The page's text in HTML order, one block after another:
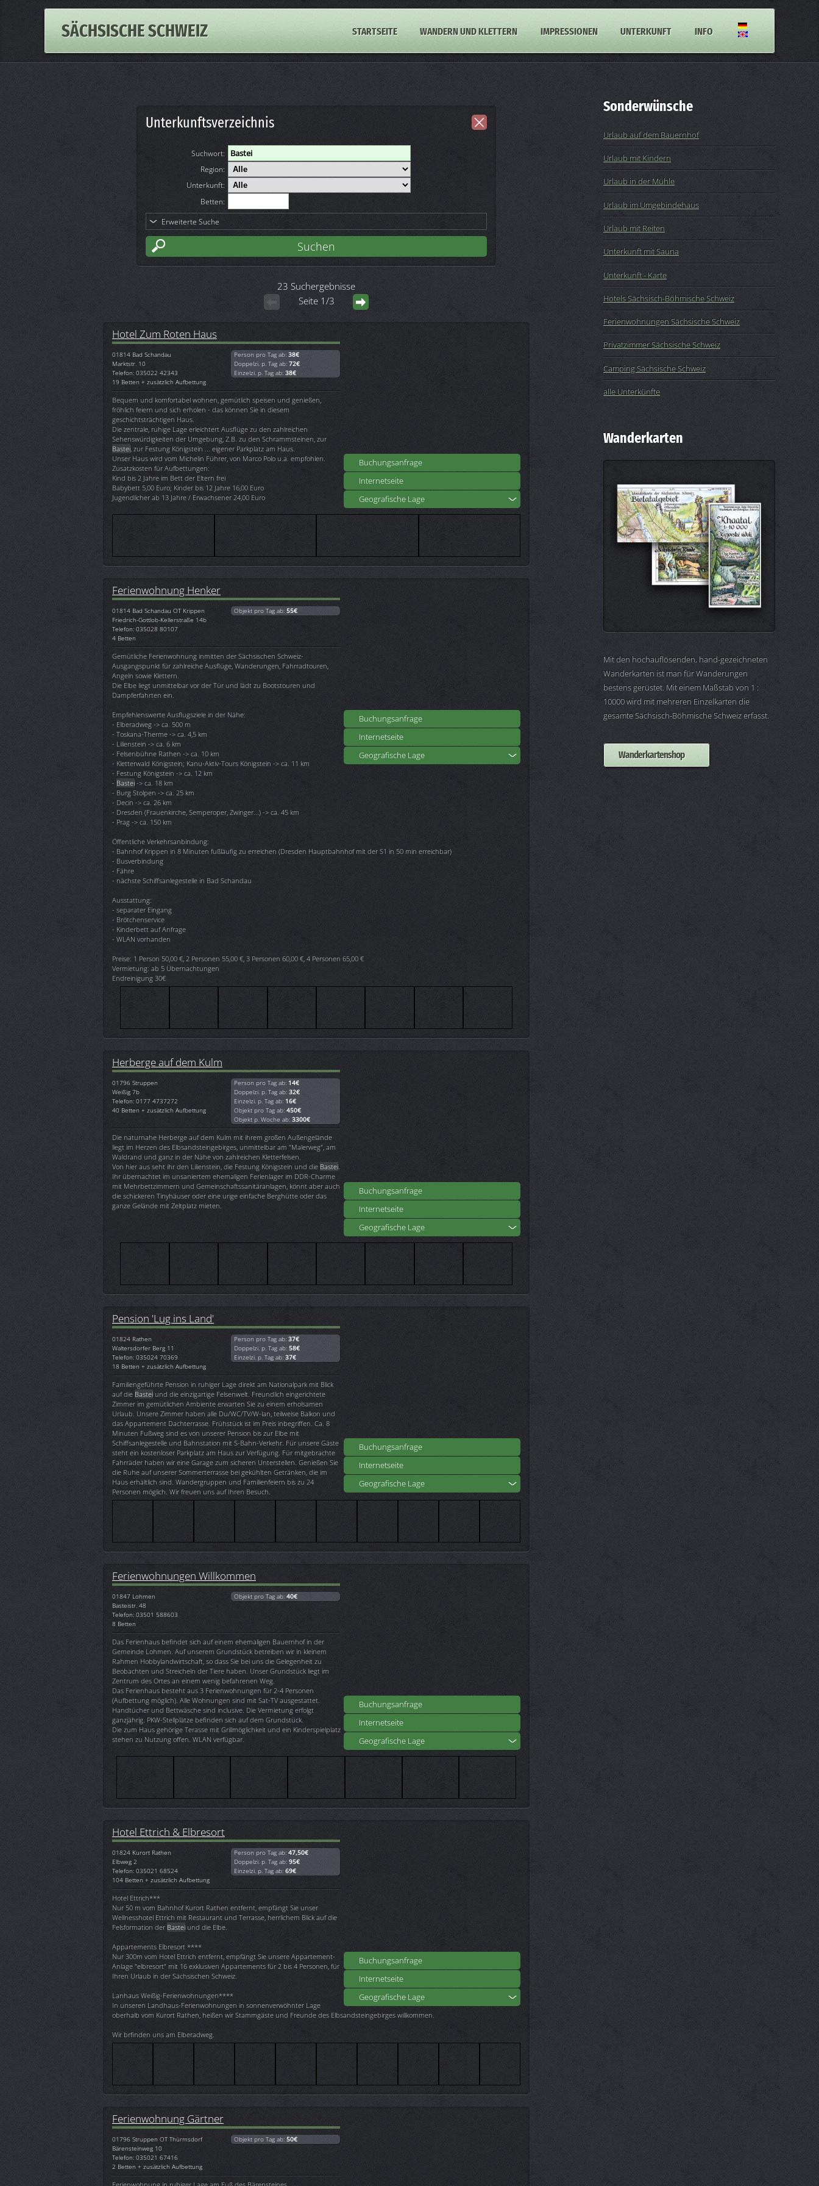
SÄCHSISCHE SCHWEIZ STARTSEITE WANDERN UND KLETTERN IMPRESSIONEN UNTERKUNFT INFO
Unterkunftsverzeichnis
Suchwort:
Region:
Unterkunft:
Betten:
Erweiterte Suche
23 Suchergebnisse
Seite 1/3
Buchungsanfrage
Internetseite
Geografische Lage
Hotel Zum Roten Haus
01814 Bad Schandau
Marktstr. 10
Telefon: 035022 42343
19 Betten + zusätzlich Aufbettung
Person pro Tag ab: 38€
Doppelzi. p. Tag ab: 72€
Einzelzi. p. Tag ab: 38€
Bequem und komfortabel wohnen, gemütlich speisen und genießen,
fröhlich feiern und sich erholen - das können Sie in diesem
geschichtsträchtigen Haus.
Die zentrale, ruhige Lage erleichtert Ausflüge zu den zahlreichen
Sehenswürdigkeiten der Umgebung, Z.B. zu den Schrammsteinen, zur
Bastei, zur Festung Königstein ... eigener Parkplatz am Haus.
Unser Haus wird vom Michelin Führer, von Marco Polo u.a. empfohlen.
Zusatzkosten für Aufbettungen:
Kind bis 2 Jahre im Bett der Eltern frei
Babybett 5,00 Euro; Kinder bis 12 Jahre 16,00 Euro
Jugendlicher ab 13 Jahre / Erwachsener 24,00 Euro
Buchungsanfrage
Internetseite
Geografische Lage
Ferienwohnung Henker
01814 Bad Schandau OT Krippen
Friedrich-Gottlob-Kellerstraße 14b
Telefon: 035028 80107
4 Betten
Objekt pro Tag ab: 55€
Gemütliche Ferienwohnung inmitten der Sächsischen Schweiz-
Ausgangspunkt für zahlreiche Ausflüge, Wanderungen, Fahrradtouren,
Angeln sowie Klettern.
Die Elbe liegt unmittelbar vor der Tür und lädt zu Bootstouren und
Dampferfahrten ein.
Empfehlenswerte Ausflugsziele in der Nähe:
- Elberadweg -> ca. 500 m
- Toskana-Therme -> ca. 4,5 km
- Lilienstein -> ca. 6 km
- Felsenbühne Rathen -> ca. 10 km
- Kletterwald Königstein; Kanu-Aktiv-Tours Königstein -> ca. 11 km
- Festung Königstein -> ca. 12 km
- Bastei -> ca. 18 km
- Burg Stolpen -> ca. 25 km
- Decin -> ca. 26 km
- Dresden (Frauenkirche, Semperoper, Zwinger...) -> ca. 45 km
- Prag -> ca. 150 km
Öffentliche Verkehrsanbindung:
- Bahnhof Krippen in 8 Minuten fußläufig zu erreichen (Dresden Hauptbahnhof mit der S1 in 50 min erreichbar)
- Busverbindung
- Fähre
- nächste Schiffsanlegestelle in Bad Schandau
Ausstattung:
- separater Eingang
- Brötchenservice
- Kinderbett auf Anfrage
- WLAN vorhanden
Preise: 1 Person 50,00 €, 2 Personen 55,00 €, 3 Personen 60,00 €, 4 Personen 65,00 €
Vermietung: ab 5 Übernachtungen
Endreinigung 30€
Buchungsanfrage
Internetseite
Geografische Lage
Herberge auf dem Kulm
01796 Struppen
Weißig 7b
Telefon: 0177 4737272
40 Betten + zusätzlich Aufbettung
Person pro Tag ab: 14€
Doppelzi. p. Tag ab: 32€
Einzelzi. p. Tag ab: 16€
Objekt pro Tag ab: 450€
Objekt p. Woche ab: 3300€
Die naturnahe Herberge auf dem Kulm mit ihrem großen Außengelände
liegt im Herzen des Elbsandsteingebirges, unmittelbar am "Malerweg", am
Waldrand und ganz in der Nähe von zahlreichen Kletterfelsen.
Von hier aus seht ihr den Lilienstein, die Festung Königstein und die Bastei.
Ihr übernachtet im unsaniertem ehemaligen Ferienlager im DDR-Charme
mit Mehrbettzimmern und Gemeinschaftssanitäranlagen, könnt aber auch
die schickeren Tinyhäuser oder eine urige einfache Berghütte oder das
ganze Gelände mit Zeltplatz mieten.
Buchungsanfrage
Internetseite
Geografische Lage
Pension 'Lug ins Land'
01824 Rathen
Waltersdorfer Berg 11
Telefon: 035024 70369
18 Betten + zusätzlich Aufbettung
Person pro Tag ab: 37€
Doppelzi. p. Tag ab: 58€
Einzelzi. p. Tag ab: 37€
Familiengeführte Pension in ruhiger Lage direkt am Nationalpark mit Blick
auf die Bastei und die einzigartige Felsenwelt. Freundlich eingerichtete
Zimmer im gemütlichen Ambiente erwarten Sie zu einem erholsamen
Urlaub. Unsere Zimmer haben alle Du/WC/TV/W-lan, teilweise Balkon und
das Appartement Dachterrasse. Frühstück ist im Preis inbegriffen. Ca. 8
Minuten Fußweg sind es von unserer Pension bis zur Elbe mit
Schiffsanlegestelle und Bahnstation mit S-Bahn-Verkehr. Für unsere Gäste
steht ein kostenloser Parkplatz am Haus zur Verfügung. Für mitgebrachte
Fahrräder haben wir eine Garage zum sicheren Unterstellen. Genießen Sie
die Ruhe auf unserer Sommerterrasse bei gekühlten Getränken, die im
Haus erhältlich sind. Wandergruppen und Familienfeiern bis zu 24
Personen möglich. Wir freuen uns auf Ihren Besuch.
Buchungsanfrage
Internetseite
Geografische Lage
Ferienwohnungen Willkommen
01847 Lohmen
Basteistr. 48
Telefon: 03501 588603
8 Betten
Objekt pro Tag ab: 40€
Das Ferienhaus befindet sich auf einem ehemaligen Bauernhof in der
Gemeinde Lohmen. Auf unserem Grundstück betreiben wir in kleinem
Rahmen Hobbylandwirtschaft, so dass Sie bei uns die Gelegenheit zu
Beobachten und Streicheln der Tiere haben. Unser Grundstück liegt im
Zentrum des Ortes an einem wenig befahrenen Weg.
Das Ferienhaus besteht aus 3 Ferienwohnungen für 2-4 Personen
(Aufbettung möglich). Alle Wohnungen sind mit Sat-TV ausgestattet.
Handtücher und Bettwäsche sind inclusive. Die Vermietung erfolgt
ganzjährig. PKW-Stellplätze befinden sich auf dem Grundstück.
Die zum Haus gehörige Terasse mit Grillmöglichkeit und ein Kinderspielplatz
stehen zu Nutzung offen. WLAN verfügbar.
Buchungsanfrage
Internetseite
Geografische Lage
Hotel Ettrich & Elbresort
01824 Kurort Rathen
Elbweg 2
Telefon: 035021 68524
104 Betten + zusätzlich Aufbettung
Person pro Tag ab: 47,50€
Doppelzi. p. Tag ab: 95€
Einzelzi. p. Tag ab: 69€
Hotel Ettrich***
Nur 50 m vom Bahnhof Kurort Rathen entfernt, empfängt Sie unser
Wellnesshotel Ettrich mit Restaurant und Terrasse, herrlichem Blick auf die
Felsformation der Bastei und die Elbe.
Appartements Elbresort ****
Nur 300m vom Hotel Ettrich entfernt, empfängt Sie unsere Appartement-
Anlage "elbresort" mit 16 exklusiven Appartements für 2 bis 4 Personen, für
Ihren Urlaub in der Sächsischen Schweiz.
Lanhaus Weißig-Ferienwohnungen****
In unseren Landhaus-Ferienwohnungen in sonnenverwöhnter Lage
oberhalb vom Kurort Rathen, heißen wir Stammgäste und Freunde des Elbsandsteingebirges willkommen.
Wir brfinden uns am Elberadweg.
Ferienwohnung Gärtner
01796 Struppen OT Thürmsdorf
Bärensteinweg 10
Telefon: 035021 67416
2 Betten + zusätzlich Aufbettung
Objekt pro Tag ab: 50€
Sonderwünsche
Urlaub auf dem Bauernhof
Urlaub mit Kindern
Urlaub in der Mühle
Urlaub im Umgebindehaus
Urlaub mit Reiten
Unterkunft mit Sauna
Unterkunft - Karte
Hotels Sächsisch-Böhmische Schweiz
Ferienwohnungen Sächsische Schweiz
Privatzimmer Sächsische Schweiz
Camping Sächsische Schweiz
alle Unterkünfte
Wanderkarten
Mit den hochauflösenden, hand-gezeichneten
Wanderkarten ist man für Wanderungen
bestens gerüstet. Mit einem Maßstab von 1 :
10000 wird mit mehreren Einzelkarten die
gesamte Sächsisch-Böhmische Schweiz erfasst.
Wanderkartenshop